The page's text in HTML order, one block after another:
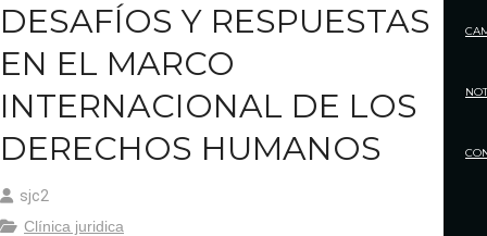
DESAFÍOS Y RESPUESTAS
EN EL MARCO
INTERNACIONAL DE LOS
DERECHOS HUMANOS
sjc2
Clínica juridica